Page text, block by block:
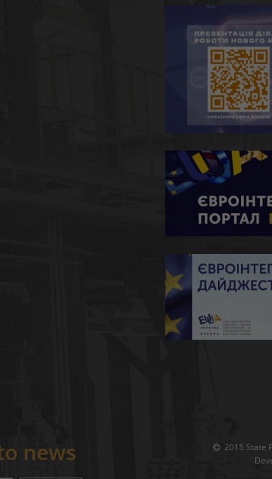
news
2015 State